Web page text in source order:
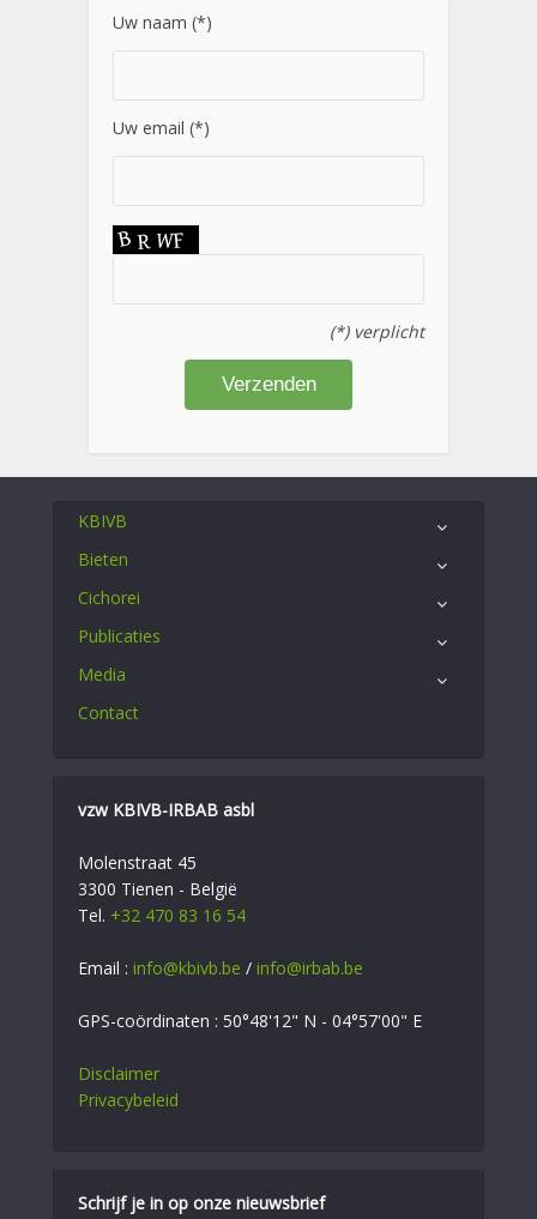
Uw naam (*)
Uw email (*)
(*) verplicht
KBIVB
Bieten
Cichorei
Publicaties
Media
Contact
vzw KBIVB-IRBAB asbl
Molenstraat 45
3300 Tienen - België
Tel. +32 470 83 16 54
Email : info@kbivb.be / info@irbab.be
GPS-coördinaten : 50°48'12" N - 04°57'00" E
Disclaimer
Privacybeleid
Schrijf je in op onze nieuwsbrief